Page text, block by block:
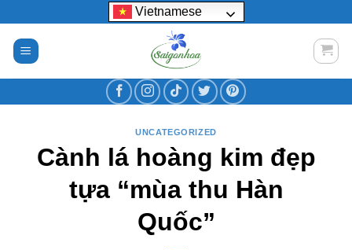
nội
dung
Vietnamese
UNCATEGORIZED
Cành lá hoàng kim đẹp
tựa “mùa thu Hàn
Quốc”